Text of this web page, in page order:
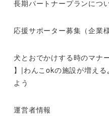
長期パートナープランにつ
応援サポーター募集（企業
犬とおでかけする時のマナ
】|わんこokの施設が増え
よう
運営者情報